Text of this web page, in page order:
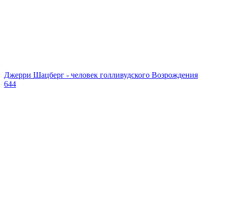
Джерри Шацберг - человек голливудского Возрождения
644